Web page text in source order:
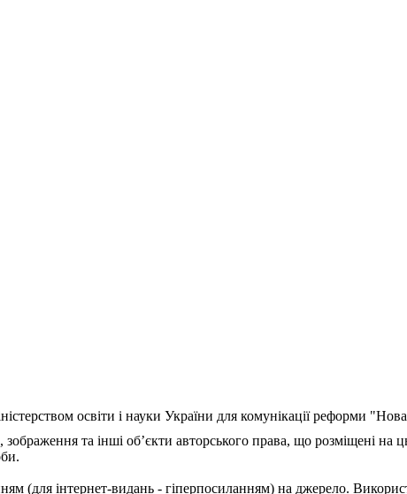
освіти і науки України для комунікації реформи
та інші об’єкти авторського права, що розміщені на
(для інтернет-видань - гіперпосиланням) на джерело.